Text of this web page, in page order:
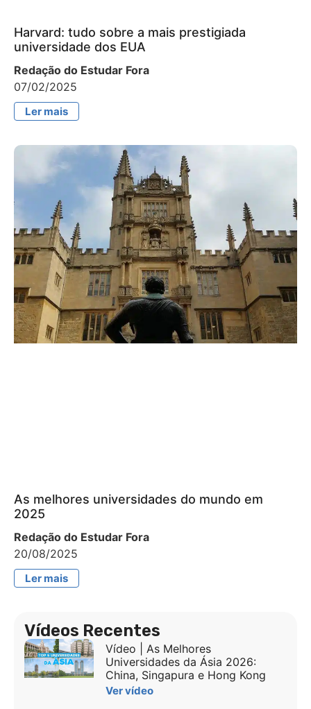
Harvard: tudo sobre a mais prestigiada
universidade dos EUA
Redação do Estudar Fora
07/02/2025
Ler mais
As melhores universidades do mundo em
2025
Redação do Estudar Fora
20/08/2025
Ler mais
Vídeos Recentes
Vídeo | As Melhores
Universidades da Ásia 2026:
China, Singapura e Hong Kong
Ver vídeo